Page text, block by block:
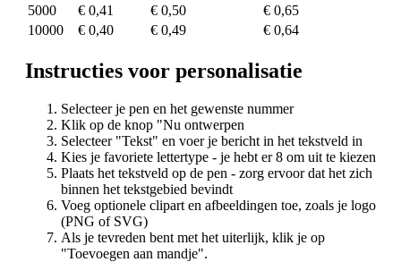
5000
€ 0,41 € 0,50
€ 0,65
10000
€ 0,40 € 0,49 € 0,64
Instructies voor personalisatie
Selecteer je pen en het gewenste nummer
Klik op de knop "Nu ontwerpen
Selecteer "Tekst" en voer je bericht in het tekstveld in
Kies je favoriete lettertype - je hebt er 8 om uit te kiezen
Plaats het tekstveld op de pen - zorg ervoor dat het zich
binnen het tekstgebied bevindt
Voeg optionele clipart en afbeeldingen toe, zoals je logo
(PNG of SVG)
Als je tevreden bent met het uiterlijk, klik je op
"Toevoegen aan mandje".